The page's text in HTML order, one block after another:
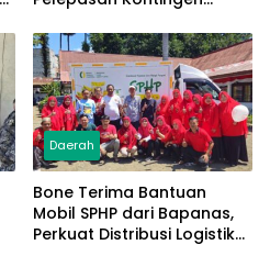
Daerah
Bone Terima Bantuan
Mobil SPHP dari Bapanas,
Perkuat Distribusi Logistik